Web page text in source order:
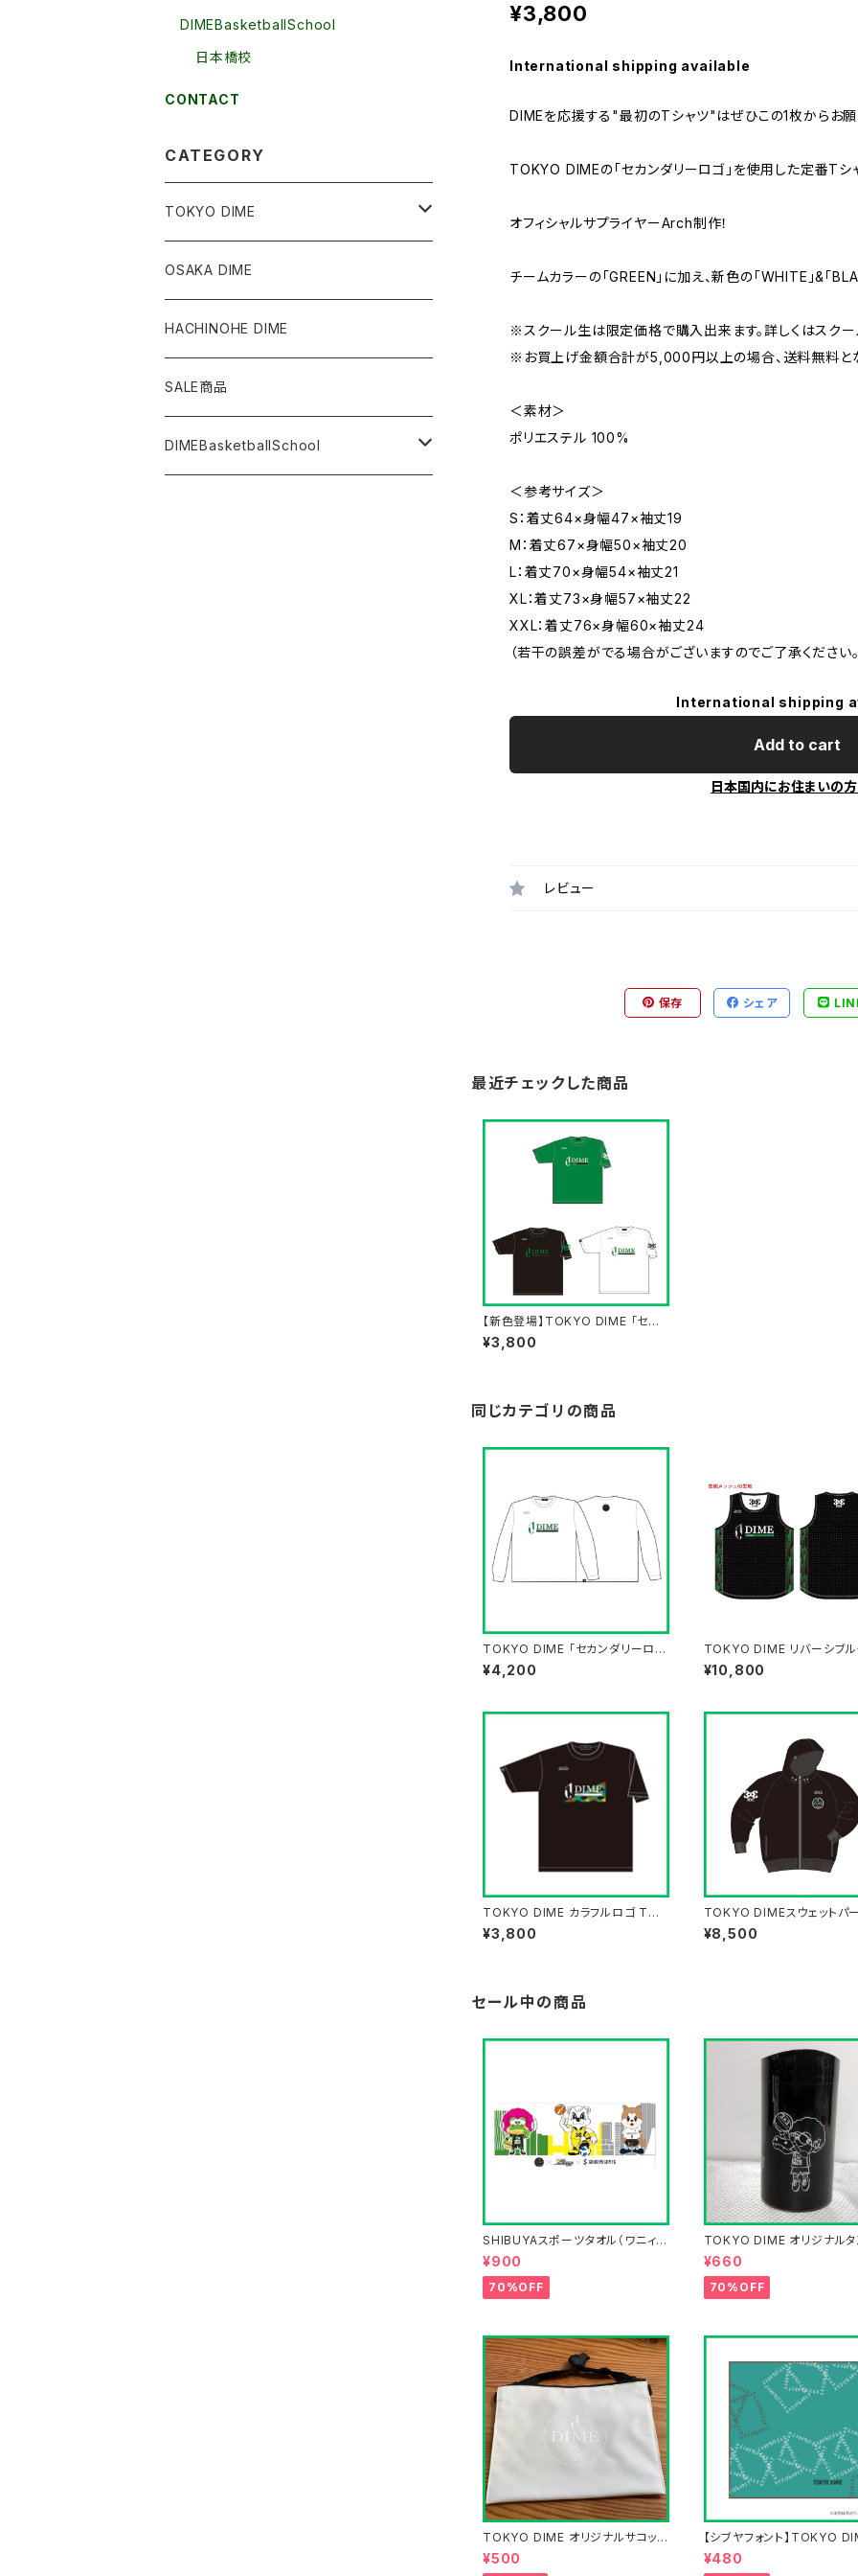
¥3,800
International shipping available
DIMEを応援する"最初のTシャツ"はぜひこの1枚からお願
TOKYO DIMEの「セカンダリーロゴ」を使用した定番Tシ
オフィシャルサプライヤーArch制作！
チームカラーの「GREEN」に加え、新色の「WHITE」&「
※スクール生は限定価格で購入出来ます。詳しくはスクー
※お買上げ金額合計が5,000円以上の場合、送料無料とな
＜素材＞
ポリエステル 100%
＜参考サイズ＞
S：着丈64×身幅47×袖丈19
M：着丈67×身幅50×袖丈20
L：着丈70×身幅54×袖丈21
XL：着丈73×身幅57×袖丈22
XXL：着丈76×身幅60×袖丈24
（若干の誤差がでる場合がございますのでご了承ください。
International shipping
Add to cart
日本国内にお住まいの
レビュー
保存 シェア
最近チェックした商品
【新色登場】TOKYO DIME 「セカ
ンダリーロゴ」Tシャツ
¥3,800
同じカテゴリの商品
TOKYO DIME 「セカンダリーロ
ゴ」ロングTシャツ WHITE
¥4,200
TOKYO DIME リバーシブル
ク BLACK/WHITE
¥10,800
TOKYO DIME カラフルロゴ Tシ
ャツ 【BLACK】
¥3,800
TOKYO DIMEスウェットパ
¥8,500
セール中の商品
SHIBUYAスポーツタオル（ワニィ×
サンディー×シビット）コラボタオル
¥900
70%OFF
TOKYO DIME オリジナルタ
ー
¥660
70%OFF
TOKYO DIME オリジナルサコッシ
ュ
¥500
【シブヤフォント】TOKYO
オルハンカチ
¥480
DIMEBasketballSchool
日本橋校
CONTACT
CATEGORY
TOKYO DIME
Tops
Bottoms
Accessories
Others
OSAKA DIME
HACHINOHE DIME
SALE商品
DIMEBasketballSchool